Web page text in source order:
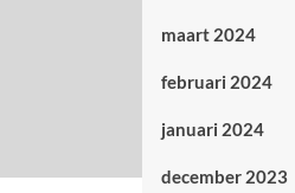
maart 2024
februari 2024
januari 2024
december 2023